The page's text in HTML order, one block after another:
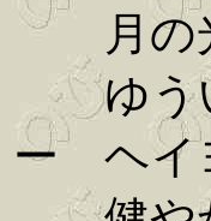
月の
ゆう
ー ヘイ